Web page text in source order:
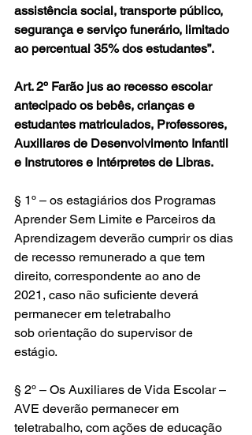
assistência social, transporte público,
segurança e serviço funerário, limitado
ao percentual 35% dos estudantes”.
Art. 2º Farão jus ao recesso escolar
antecipado os bebês, crianças e
estudantes matriculados, Professores,
Auxiliares de Desenvolvimento Infantil
e Instrutores e Intérpretes de Libras.
§ 1º – os estagiários dos Programas
Aprender Sem Limite e Parceiros da
Aprendizagem deverão cumprir os dias
de recesso remunerado a que tem
direito, correspondente ao ano de
2021, caso não suficiente deverá
permanecer em teletrabalho
sob orientação do supervisor de
estágio.
§ 2º – Os Auxiliares de Vida Escolar –
AVE deverão permanecer em
teletrabalho, com ações de educação